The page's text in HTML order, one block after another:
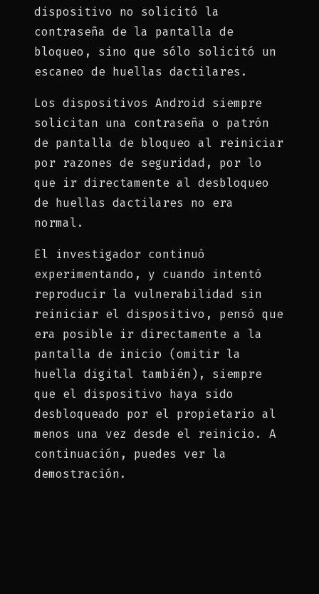
dispositivo no solicitó la
contraseña de la pantalla de
bloqueo, sino que sólo solicitó un
escaneo de huellas dactilares.
Los dispositivos Android siempre
solicitan una contraseña o patrón
de pantalla de bloqueo al reiniciar
por razones de seguridad, por lo
que ir directamente al desbloqueo
de huellas dactilares no era
normal.
El investigador continuó
experimentando, y cuando intentó
reproducir la vulnerabilidad sin
reiniciar el dispositivo, pensó que
era posible ir directamente a la
pantalla de inicio (omitir la
huella digital también), siempre
que el dispositivo haya sido
desbloqueado por el propietario al
menos una vez desde el reinicio. A
continuación, puedes ver la
demostración.